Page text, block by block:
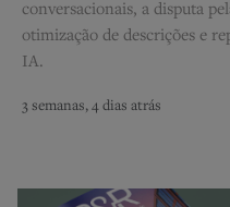
conversacionais, a disputa
otimização de descrições e
IA.
3 semanas, 4 dias atrás